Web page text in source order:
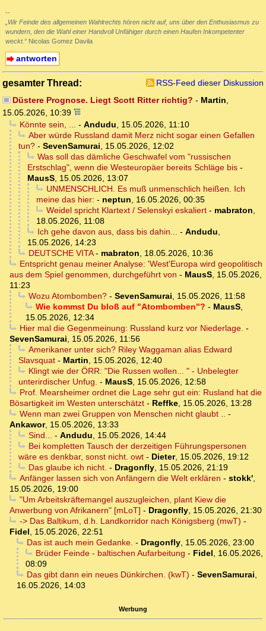
--
„Wir Feinde des allgemeinen Wahlrechts hören nicht auf, uns über den Enthusiasmus zu
wundern, den die Wahl einer Handvoll Unfähiger durch einen Haufen Inkompetenter
weckt.“ Nicolas Gomez Davila
antworten
gesamter Thread:
RSS-Feed dieser Diskussion
Düstere Prognose. Liegt Scott Ritter richtig? - Martin,
15.05.2026, 10:39
Könnte sein, ... - Andudu, 15.05.2026, 11:10
Aber würde Russland damit Merz nicht sogar einen Gefallen
tun? - SevenSamurai, 15.05.2026, 12:02
Was soll das dämliche Geschwafel vom "russischen
Erstschlag", wenn die Westeuropäer bereits Schläge bis -
MausS, 15.05.2026, 13:07
UNMENSCHLICH. Es muß unmenschlich heißen. Ich
meine das hier: - neptun, 16.05.2026, 00:35
Weidel spricht Klartext / Selenskyi eskaliert- mabraton,
18.05.2026, 11:08
Ich gehe davon aus, dass bis dahin... - Andudu,
15.05.2026, 14:23
DEUTSCHE VITA- mabraton, 18.05.2026, 10:36
Entspricht genau meiner Analyse: 'West'Europa wird geopolitisch
aus dem Spiel genommen, durchgeführt von - MausS, 15.05.2026,
11:23
Wozu Atombomben?- SevenSamurai, 15.05.2026, 11:58
Wie kommst Du bloß auf "Atombomben"? - MausS,
15.05.2026, 12:34
Hier mal die Gegenmeinung: Russland kurz vor Niederlage. -
SevenSamurai, 15.05.2026, 11:56
Amerikaner unter sich? Riley Waggaman alias Edward
Slavsquat - Martin, 15.05.2026, 12:40
Klingt wie der ÖRR: "Die Russen wollen... " - Unbelegter
unterirdischer Unfug. - MausS, 15.05.2026, 12:58
Prof. Mearsheimer ordnet die Lage sehr gut ein: Rusland hat die
Bösartigkeit im Westen unterschätzt - Reffke, 15.05.2026, 13:28
Wenn man zwei Gruppen von Menschen nicht glaubt .. -
Ankawor, 15.05.2026, 13:33
Sind... - Andudu, 15.05.2026, 14:44
Bei kompletten Tausch der derzeitigen Führungspersonen
wäre es denkbar, sonst nicht. owt - Dieter, 15.05.2026, 19:12
Das glaube ich nicht. - Dragonfly, 15.05.2026, 21:19
Anfänger lassen sich von Anfängern die Welt erklären - stokk',
15.05.2026, 19:00
"Um Arbeitskräftemangel auszugleichen, plant Kiew die
Anwerbung von Afrikanern" [mLoT] - Dragonfly, 15.05.2026, 21:30
-> Das Baltikum, d.h. Landkorridor nach Königsberg (mwT) -
Fidel, 15.05.2026, 22:51
Das ist auch mein Gedanke. - Dragonfly, 15.05.2026, 23:00
Brüder Feinde - baltischen Aufarbeitung - Fidel, 16.05.2026,
08:09
Das gibt dann ein neues Dünkirchen. (kwT) - SevenSamurai,
16.05.2026, 14:03
Werbung